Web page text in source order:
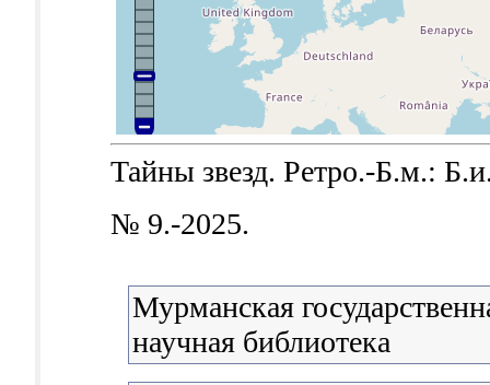
Тайны звезд. Ретро.-Б.м.:
№ 9.-2025.
Мурманская
научная библиотека